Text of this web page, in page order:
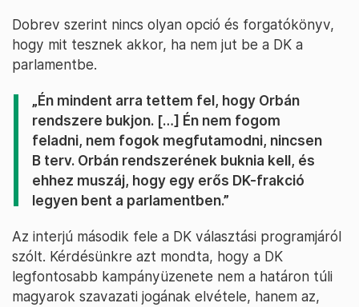
Dobrev szerint nincs olyan opció és forgatókönyv,
hogy mit tesznek akkor, ha nem jut be a DK a
parlamentbe.
„Én mindent arra tettem fel, hogy Orbán
rendszere bukjon. […] Én nem fogom
feladni, nem fogok megfutamodni, nincsen
B terv. Orbán rendszerének buknia kell, és
ehhez muszáj, hogy egy erős DK-frakció
legyen bent a parlamentben.”
Az interjú második fele a DK választási programjáról
szólt. Kérdésünkre azt mondta, hogy a DK
legfontosabb kampányüzenete nem a határon túli
magyarok szavazati jogának elvétele, hanem az,